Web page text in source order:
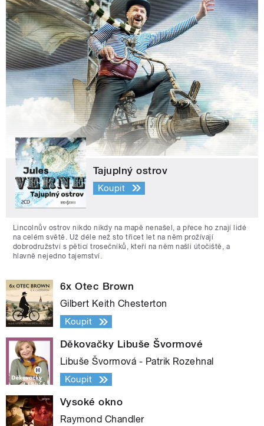
Tajuplný ostrov
Koupit
Lincolnův ostrov nikdo nikdy na mapě nenašel, a přece ho znají lidé
na celém světě. Už déle než sto třicet let na něm prožívají
dobrodružství s pěticí trosečníků, kteří na něm našli útočiště, a
hlavně nejedno tajemství.
6x Otec Brown
Gilbert Keith Chesterton
Koupit
Děkovačky Libuše Švormové
Libuše Švormová - Patrik Rozehnal
Koupit
Vysoké okno
Raymond Chandler